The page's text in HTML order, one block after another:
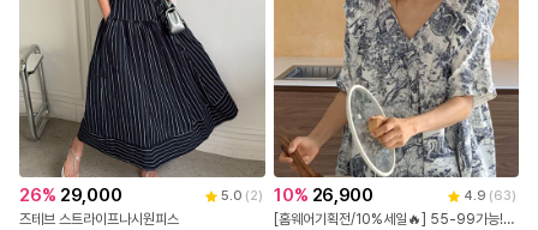
26% 29,000 5.0 (2)
즈테브 스트라이프나시원피스
10% 26,900 4.9 (63)
[홈웨어기획전/10%세일🔥] 55-99가능! [꿀잠3세트] 빅사이즈잠옷 7부바지 반바지